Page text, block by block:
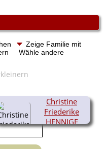
Zeige Familie mit
Wähle andere
Christine
Friederike
HENNIGE
(1861-